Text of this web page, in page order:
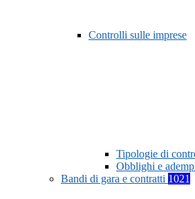
Controlli sulle imprese
Tipologie di
Obblighi e
Bandi di gara e contratti 1021